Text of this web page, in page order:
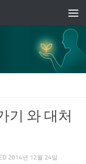
기 와 대처
2014년 12월 24일